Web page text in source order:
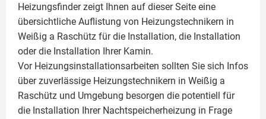
Heizungsfinder zeigt Ihnen auf dieser Seite eine
übersichtliche Auflistung von Heizungstechnikern in
Weißig a Raschütz für die Installation, die Installation
oder die Installation Ihrer Kamin.
Vor Heizungsinstallationsarbeiten sollten Sie sich Infos
über zuverlässige Heizungstechnikern in Weißig a
Raschütz und Umgebung besorgen die potentiell für
die Installation Ihrer Nachtspeicherheizung in Frage